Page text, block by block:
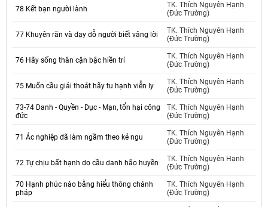
78 Kết bạn người lành
TK. Thích Nguyên Hạnh
(Đức Trường)
77 Khuyên răn và dạy dỗ người biết vâng lời
TK. Thích Nguyên Hạnh
(Đức Trường)
76 Hãy sống thân cận bậc hiền trí
TK. Thích Nguyên Hạnh
(Đức Trường)
75 Muốn cầu giải thoát hãy tu hạnh viễn ly
TK. Thích Nguyên Hạnh
(Đức Trường)
73-74 Danh - Quyền - Dục - Mạn, tổn hại công
đức
TK. Thích Nguyên Hạnh
(Đức Trường)
71 Ác nghiệp đã làm ngầm theo kẻ ngu
TK. Thích Nguyên Hạnh
(Đức Trường)
72 Tự chịu bất hạnh do cầu danh hão huyền
TK. Thích Nguyên Hạnh
(Đức Trường)
70 Hạnh phúc nào bằng hiểu thông chánh
pháp
TK. Thích Nguyên Hạnh
(Đức Trường)